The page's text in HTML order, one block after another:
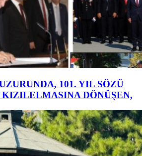
101. YIL SÖZÜ
DÖNÜŞEN,